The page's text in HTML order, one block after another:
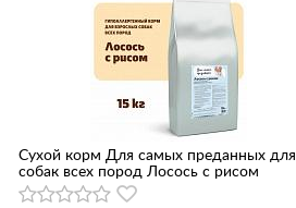
Сухой корм Для самых преданных для
собак всех пород Лосось с рисом